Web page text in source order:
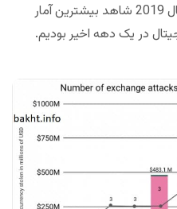
تجارت سپرده اند در حالی که در سال 2019 شاهد بیشترین آمار
در یک دهه اخیر بودیم.